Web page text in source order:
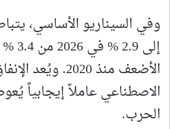
وفي السيناريو الأساسي،
الأضعف منذ 2020.
الاصطناعي عاملاً إيجابياً
الحرب.